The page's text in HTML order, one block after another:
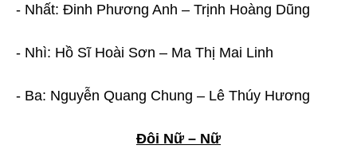
- Nhất: Đinh Phương Anh – Trịnh Hoàng Dũng
- Nhì: Hồ Sĩ Hoài Sơn – Ma Thị Mai Linh
- Ba: Nguyễn Quang Chung – Lê Thúy Hương
Đôi Nữ – Nữ